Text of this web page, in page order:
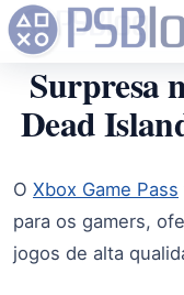
Surpresa
Dead
O Xbox Game Pass
para os gamers,
jogos de alta